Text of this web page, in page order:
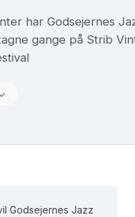
har Godsejernes
gange på Strib
Godsejernes Jazz